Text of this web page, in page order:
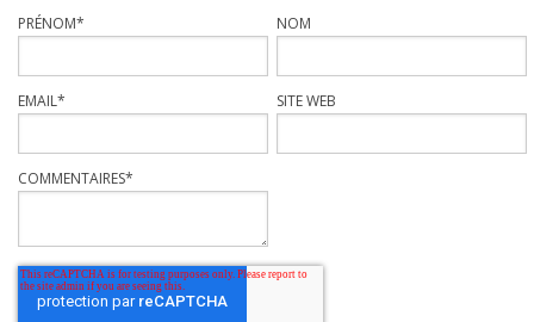
PRÉNOM* NOM
EMAIL* SITE WEB
COMMENTAIRES*